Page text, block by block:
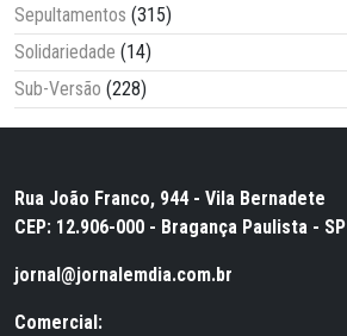
Sepultamentos (315)
Solidariedade (14)
Sub-Versão (228)
Rua João Franco, 944 - Vila Bernadete
CEP: 12.906-000 - Bragança Paulista - SP
jornal@jornalemdia.com.br
Comercial: